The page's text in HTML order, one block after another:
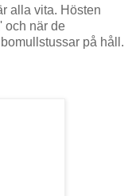
alla vita. Hösten
och när de
på håll.